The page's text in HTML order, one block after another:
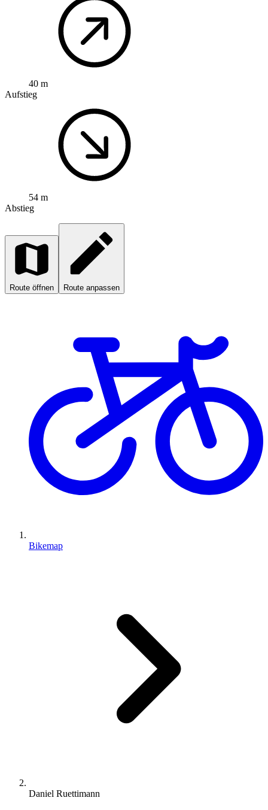
40 m
Aufstieg
54 m
Abstieg
Route öffnen Route anpassen
Bikemap
Daniel Ruettimann